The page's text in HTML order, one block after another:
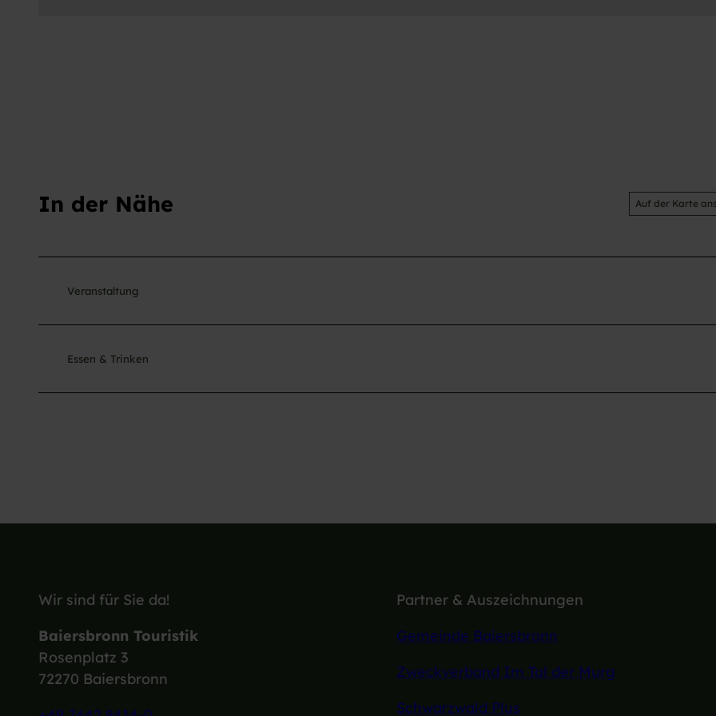
In der Nähe Auf der Karte
Veranstaltung
Essen & Trinken
Wir sind für Sie da!
Baiersbronn Touristik
Rosenplatz 3
72270 Baiersbronn
Partner & Auszeichnungen
Gemeinde Baiersbronn
Zweckverband Im Tal der Murg
Schwarzwald Plus